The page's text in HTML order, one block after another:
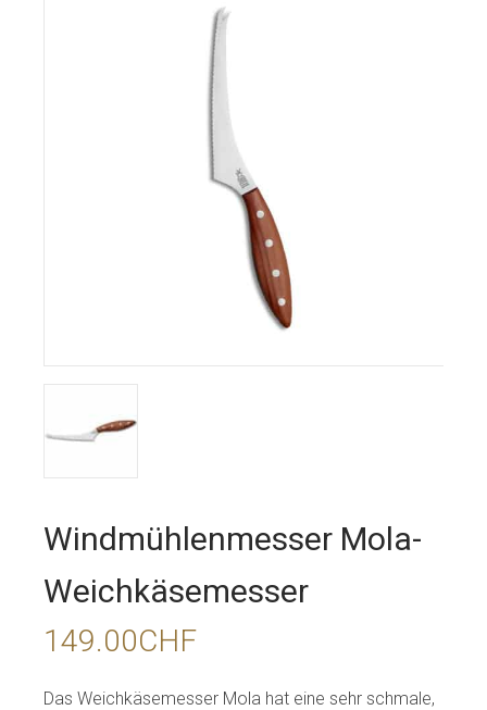
Windmühlenmesser Mola-
Weichkäsemesser
149.00CHF
Das Weichkäsemesser Mola hat eine sehr schmale,